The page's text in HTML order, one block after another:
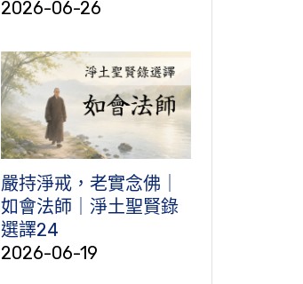
2026-06-26
嚴持淨戒，老實念佛｜
如會法師｜淨土聖賢錄
選譯24
2026-06-19